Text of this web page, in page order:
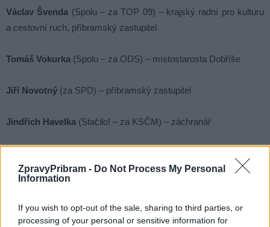
ZpravyPribram - Do Not Process My Personal
Information
If you wish to opt-out of the sale, sharing to third parties, or
processing of your personal or sensitive information for
Václav Švenda (Spolu – za TOP 09) – krajský radní pro kulturu
a cestovní ruch, příbramský zastupitel
Tomáš Vokurka (Spolu – za ODS) – místostarosta Dobříše
Jiří Novotný (za SPD) – příbramský zastupitel
Jindřich Havelka (Stačilo! – za KSČM) – záchranář
TAGY ANO Jan Konvalinka Markéta Škodová napětí